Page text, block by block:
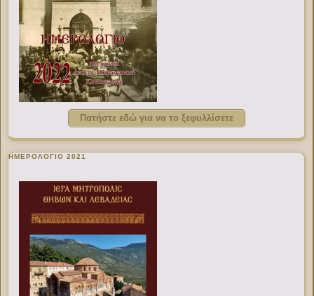
Πατήστε εδώ για να το ξεφυλλίσετε
ΗΜΕΡΟΛΟΓΙΟ 2021